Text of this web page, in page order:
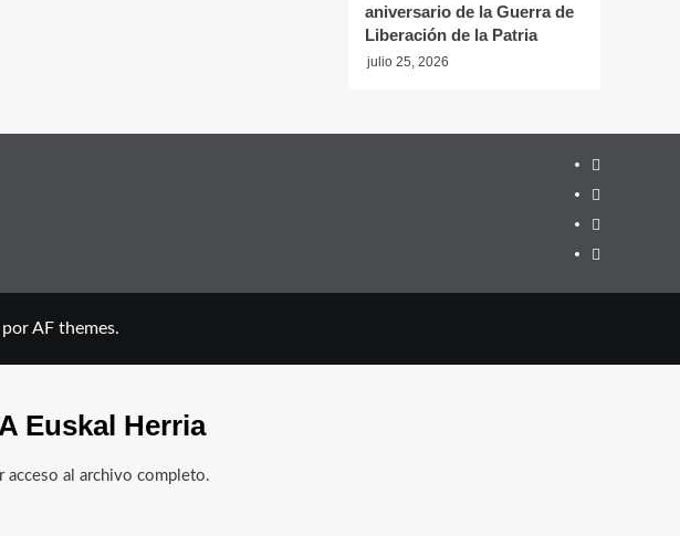
aniversario de la Guerra de
Liberación de la Patria
julio 25, 2026
Twitter
YouTube
Telegram
Facebook
por AF themes.
Euskal Herria
acceso al archivo completo.